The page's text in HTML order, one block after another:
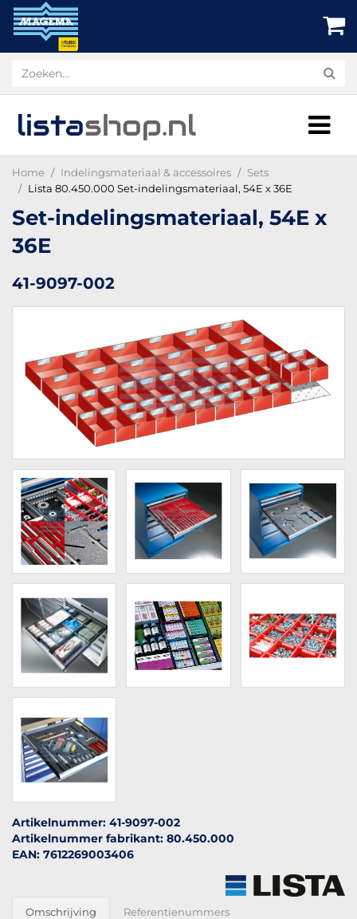
listashop.nl
Home Indelingsmateriaal & accessoires
Sets
Lista 80.450.000 Set-indelingsmateriaal, 54E x 36E
Set-indelingsmateriaal, 54E x
36E
41-9097-002
Artikelnummer: 41-9097-002
Artikelnummer fabrikant: 80.450.000
EAN: 7612269003406
Omschrijving Referentienummers